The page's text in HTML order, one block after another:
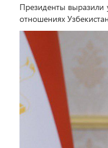
Президенты
отношениях